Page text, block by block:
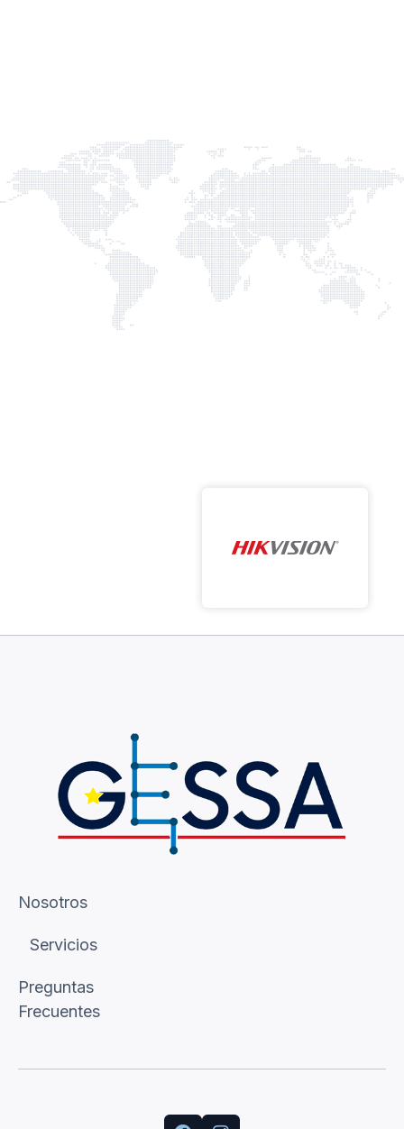
Nosotros
Servicios
Preguntas
Frecuentes